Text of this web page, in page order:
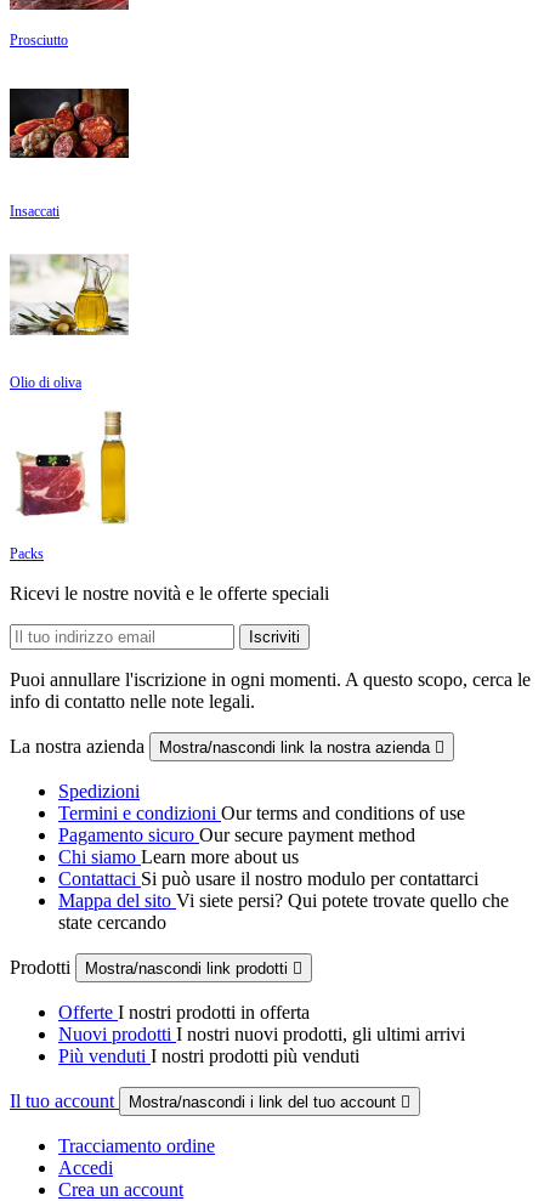
Prosciutto
Insaccati
Olio di oliva
Packs
Ricevi le nostre novità e le offerte speciali
Puoi annullare l'iscrizione in ogni momenti. A questo scopo, cerca le
info di contatto nelle note legali.
La nostra azienda Mostra/nascondi link la nostra azienda 
Spedizioni
Termini e condizioni Our terms and conditions of use
Pagamento sicuro Our secure payment method
Chi siamo Learn more about us
Contattaci Si può usare il nostro modulo per contattarci
Mappa del sito Vi siete persi? Qui potete trovate quello che
state cercando
Prodotti Mostra/nascondi link prodotti 
Offerte I nostri prodotti in offerta
Nuovi prodotti I nostri nuovi prodotti, gli ultimi arrivi
Più venduti I nostri prodotti più venduti
Il tuo account Mostra/nascondi i link del tuo account 
Tracciamento ordine
Accedi
Crea un account